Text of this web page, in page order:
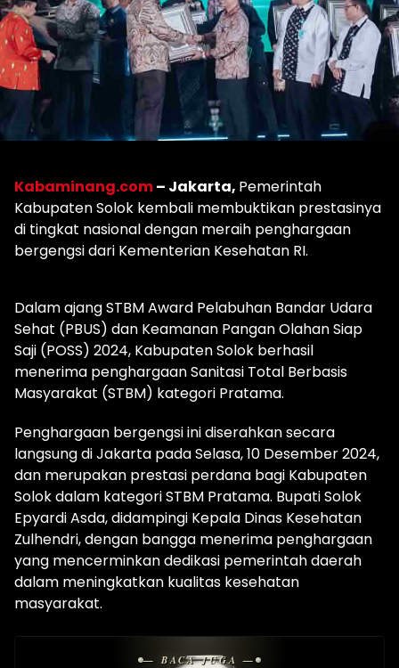
Kabaminang.com– Jakarta, Pemerintah
Kabupaten Solok kembali membuktikan prestasinya
di tingkat nasional dengan meraih penghargaan
bergengsi dari Kementerian Kesehatan RI.
Dalam ajang STBM Award Pelabuhan Bandar Udara
Sehat (PBUS) dan Keamanan Pangan Olahan Siap
Saji (POSS) 2024, Kabupaten Solok berhasil
menerima penghargaan Sanitasi Total Berbasis
Masyarakat (STBM) kategori Pratama.
Penghargaan bergengsi ini diserahkan secara
langsung di Jakarta pada Selasa, 10 Desember 2024,
dan merupakan prestasi perdana bagi Kabupaten
Solok dalam kategori STBM Pratama. Bupati Solok
Epyardi Asda, didampingi Kepala Dinas Kesehatan
Zulhendri, dengan bangga menerima penghargaan
yang mencerminkan dedikasi pemerintah daerah
dalam meningkatkan kualitas kesehatan
masyarakat.
— BACA JUGA —